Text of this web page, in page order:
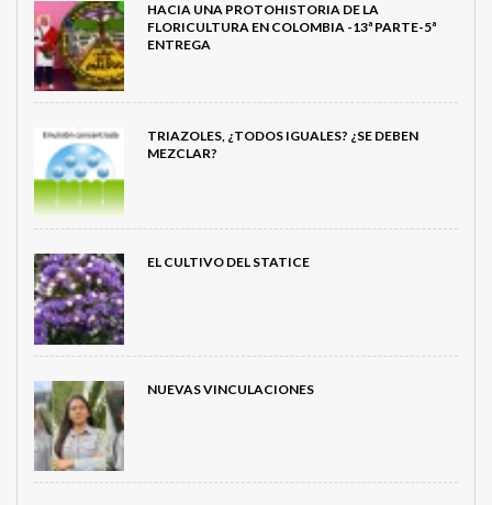
HACIA UNA PROTOHISTORIA DE LA
FLORICULTURA EN COLOMBIA -13ª PARTE-5ª
ENTREGA
TRIAZOLES, ¿TODOS IGUALES? ¿SE DEBEN
MEZCLAR?
EL CULTIVO DEL STATICE
NUEVAS VINCULACIONES